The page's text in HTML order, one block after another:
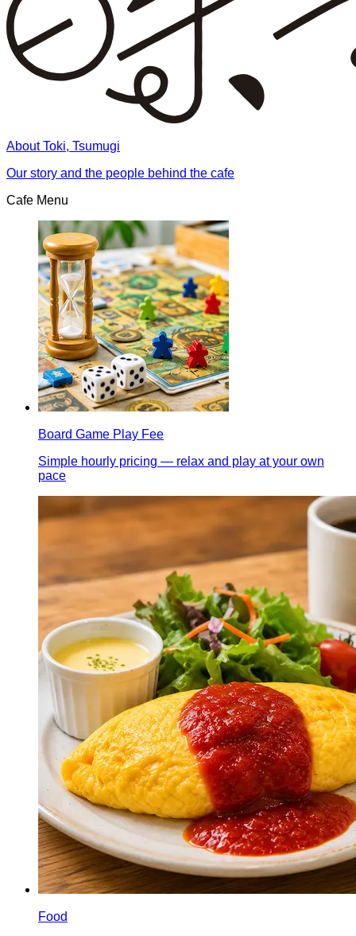
About Toki, Tsumugi
Our story and the people behind the cafe
Cafe Menu
Board Game Play Fee
Simple hourly pricing — relax and play at your own
pace
Food